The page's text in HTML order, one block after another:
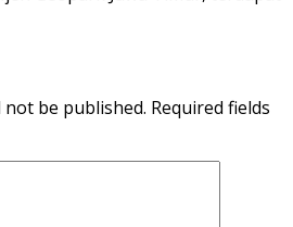
not be published. Required fields